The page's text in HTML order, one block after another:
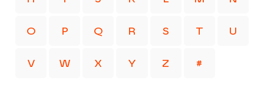
O P Q R S T U
V W X Y Z #